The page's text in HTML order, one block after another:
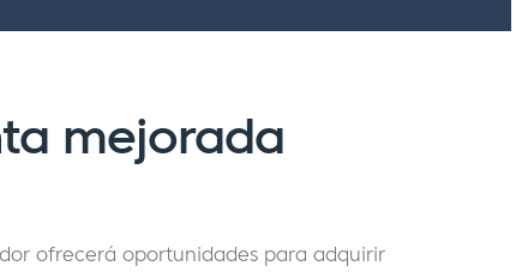
mejorada
ofrecerá oportunidades para adquirir